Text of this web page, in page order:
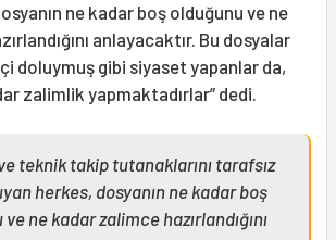
ne kadar boş olduğunu ve ne
anlayacaktır. Bu dosyalar
doluymuş gibi siyaset yapanlar da,
zalimlik yapmaktadırlar” dedi.
teknik takip tutanaklarını tarafsız
herkes, dosyanın ne kadar boş
ne kadar zalimce hazırlandığını